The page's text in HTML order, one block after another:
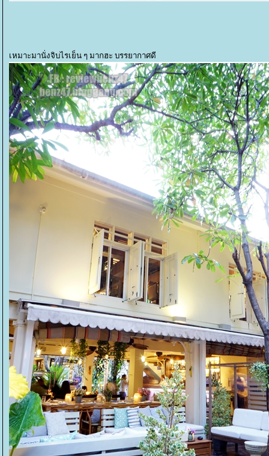
เหมาะมานั่งจิบไรเย็น ๆ มากฮะ บรรยากาศดี